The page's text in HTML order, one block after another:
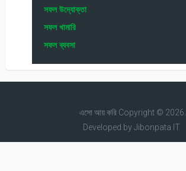
সফল উদ্যোক্তা
সফল খামারি
সফল ব্যবসা
এসো আয় করিCopyright © 2026.
Developed byJibonpata IT